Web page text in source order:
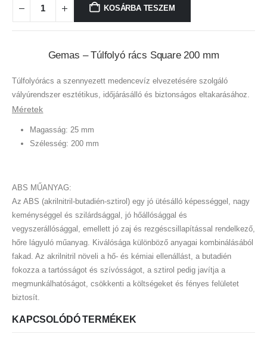
KOSÁRBA TESZEM
Gemas – Túlfolyó rács Square 200 mm
Túlfolyórács a szennyezett medencevíz elvezetésére szolgáló
vályúrendszer esztétikus, időjárásálló és biztonságos eltakarásához.
Méretek
Magasság: 25 mm
Szélesség: 200 mm
ABS MŰANYAG:
Az ABS (akrilnitril-butadién-sztirol) egy jó ütésálló képességgel, nagy
keménységgel és szilárdsággal, jó hőállósággal és
vegyszerállósággal, emellett jó zaj és rezgéscsillapítással rendelkező,
hőre lágyuló műanyag. Kiválósága különböző anyagai kombinálásából
fakad. Az akrilnitril növeli a hő- és kémiai ellenállást, a butadién
fokozza a tartósságot és szívósságot, a sztirol pedig javítja a
megmunkálhatóságot, csökkenti a költségeket és fényes felületet
biztosít.
KAPCSOLÓDÓ TERMÉKEK